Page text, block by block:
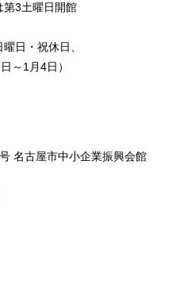
3土曜日開館
日・祝休日、
～1月4日）
名古屋市中小企業振興会館